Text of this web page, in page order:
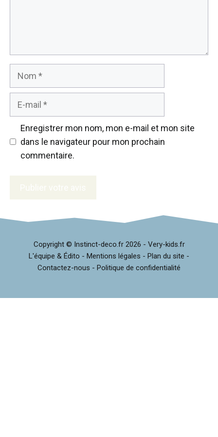
Enregistrer mon nom, mon e-mail et mon site
dans le navigateur pour mon prochain
commentaire.
Copyright © Instinct-deco.fr 2026 - Very-kids.fr
L'équipe & Édito - Mentions légales - Plan du site -
Contactez-nous - Politique de confidentialité